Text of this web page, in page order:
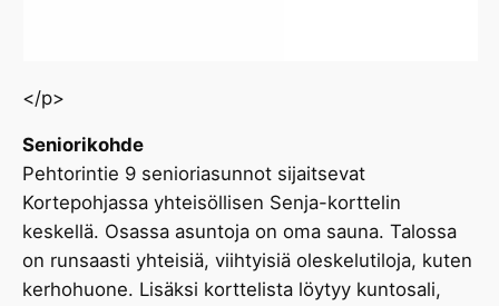
</p>
Seniorikohde
Pehtorintie 9 senioriasunnot sijaitsevat
Kortepohjassa yhteisöllisen Senja-korttelin
keskellä. Osassa asuntoja on oma sauna. Talossa
on runsaasti yhteisiä, viihtyisiä oleskelutiloja, kuten
kerhohuone. Lisäksi korttelista löytyy kuntosali,